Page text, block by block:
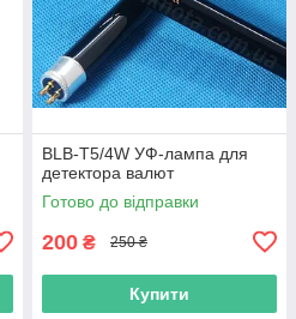
BLB-T5/4W УФ-лампа для
детектора валют
Готово до відправки
200 ₴ 250 ₴
Купити